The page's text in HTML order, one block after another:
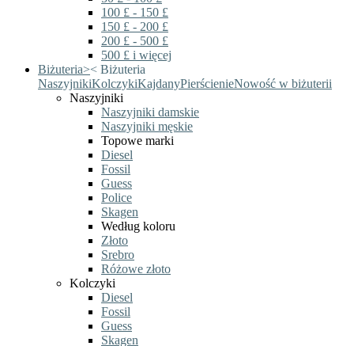
100 £ - 150 £
150 £ - 200 £
200 £ - 500 £
500 £ i więcej
Biżuteria>< Biżuteria
NaszyjnikiKolczykiKajdanyPierścienieNowość w biżuterii
Naszyjniki
Naszyjniki damskie
Naszyjniki męskie
Topowe marki
Diesel
Fossil
Guess
Police
Skagen
Według koloru
Złoto
Srebro
Różowe złoto
Kolczyki
Diesel
Fossil
Guess
Skagen